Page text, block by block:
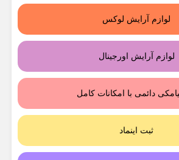
لوازم آرایش لوکس
لوازم آرایش اورجینال
دائمی با امکانات کامل
ثبت اینماد